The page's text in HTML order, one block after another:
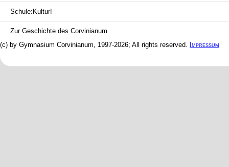
Schule:Kultur!
Zur Geschichte des Corvinianum
(c) by Gymnasium Corvinianum, 1997-2026; All rights reserved. Impressum